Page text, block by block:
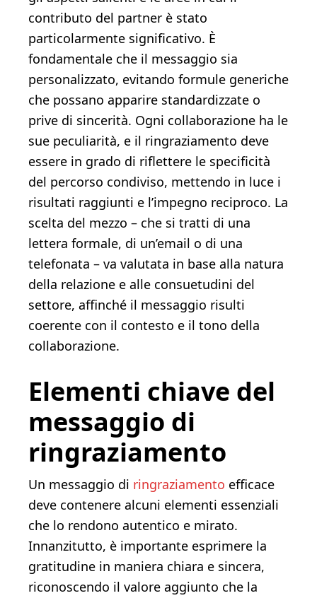
contributo del partner è stato
particolarmente significativo. È
fondamentale che il messaggio sia
personalizzato, evitando formule generiche
che possano apparire standardizzate o
prive di sincerità. Ogni collaborazione ha le
sue peculiarità, e il ringraziamento deve
essere in grado di riflettere le specificità
del percorso condiviso, mettendo in luce i
risultati raggiunti e l’impegno reciproco. La
scelta del mezzo – che si tratti di una
lettera formale, di un’email o di una
telefonata – va valutata in base alla natura
della relazione e alle consuetudini del
settore, affinché il messaggio risulti
coerente con il contesto e il tono della
collaborazione.
Elementi chiave del
messaggio di
ringraziamento
Un messaggio di ringraziamento efficace
deve contenere alcuni elementi essenziali
che lo rendono autentico e mirato.
Innanzitutto, è importante esprimere la
gratitudine in maniera chiara e sincera,
riconoscendo il valore aggiunto che la